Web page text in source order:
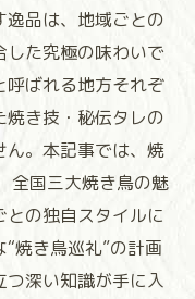
逸品は、地域ごとの
た究極の味わいで
呼ばれる地方それぞ
き技・秘伝タレの
ん。本記事では、焼
全国三大焼き鳥の魅
の独自スタイルに
焼き鳥巡礼”の計画
深い知識が手に入